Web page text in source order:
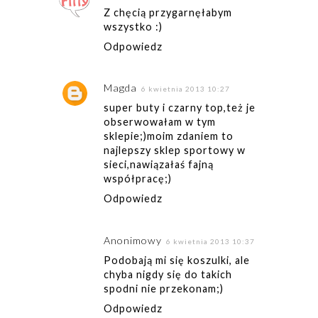
Z chęcią przygarnęłabym
wszystko :)
Odpowiedz
Magda 6 kwietnia 2013 10:27
super buty i czarny top,też je
obserwowałam w tym
sklepie;)moim zdaniem to
najlepszy sklep sportowy w
sieci,nawiązałaś fajną
współpracę;)
Odpowiedz
Anonimowy 6 kwietnia 2013 10:37
Podobają mi się koszulki, ale
chyba nigdy się do takich
spodni nie przekonam;)
Odpowiedz